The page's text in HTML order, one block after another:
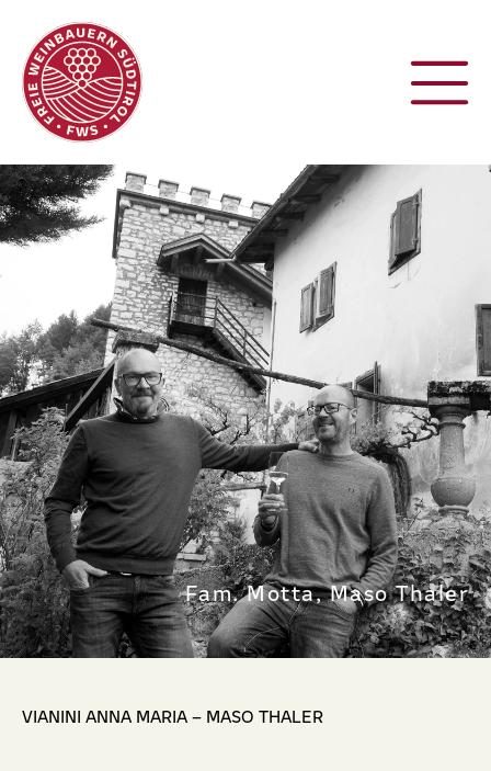
Fam. Motta, Maso Thaler
VIANINI ANNA MARIA – MASO THALER